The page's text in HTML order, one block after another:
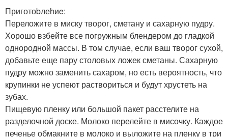
Приготоbлеhиe:
Переложите в миску творог, сметану и сахарную пудру.
Хорошо взбейте все погружным блендером до гладкой
однородной массы. В том случае, если ваш творог сухой,
добавьте еще пару столовых ложек сметаны. Сахарную
пудру можно заменить сахаром, но есть вероятность, что
крупинки не успеют раствориться и будут хрустеть на
зубах.
Пищевую пленку или большой пакет расстелите на
разделочной доске. Молоко перелейте в мисочку. Каждое
печенье обмакните в молоко и выложите на пленку в три